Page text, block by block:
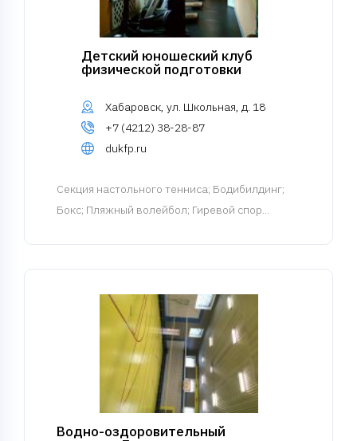
Детский юношеский клуб
физической подготовки
Хабаровск, ул. Школьная, д. 18
+7 (4212) 38-28-87
dukfp.ru
Cекция настольного тенниса; Бодибилдинг;
Бокс; Пляжный волейбол; Гиревой спор...
Водно-оздоровительный